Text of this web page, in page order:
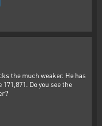
the much weaker. He has
Do you see the